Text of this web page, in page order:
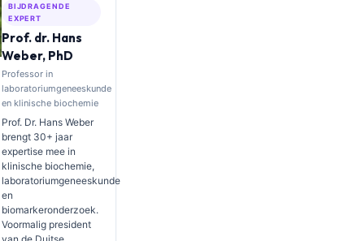
BIJDRAGENDE
EXPERT
Prof. dr. Hans
Weber, PhD
Professor in
laboratoriumgeneeskunde
en klinische biochemie
Prof. Dr. Hans Weber
brengt 30+ jaar
expertise mee in
klinische biochemie,
laboratoriumgeneeskunde
en
biomarkeronderzoek.
Voormalig president